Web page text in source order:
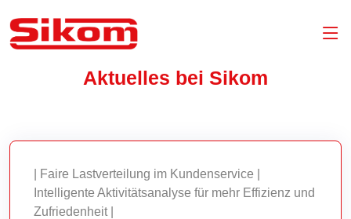
Aktuelles bei Sikom
| Faire Lastverteilung im Kundenservice |
Intelligente Aktivitätsanalyse für mehr Effizienz und
Zufriedenheit |